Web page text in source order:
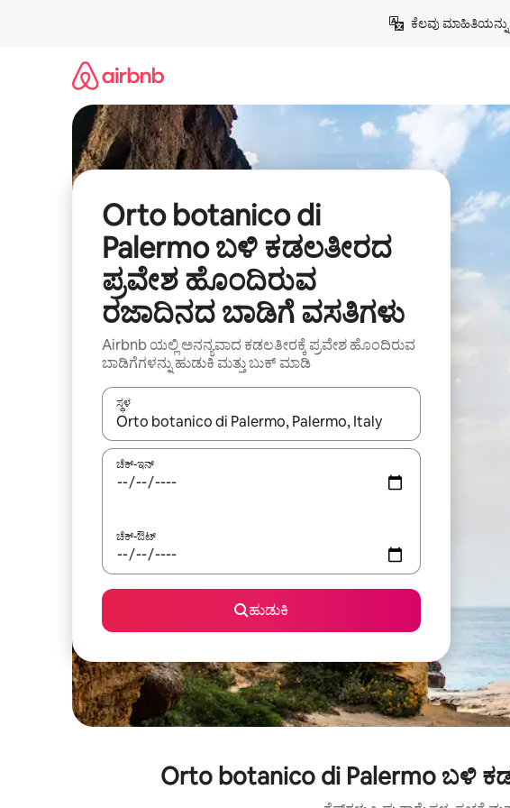
ಕೆಲವು
Orto botanico di
Palermo ಬಳಿ ಕಡಲತೀರದ
ಪ್ರವೇಶ ಹೊಂದಿರುವ
ರಜಾದಿನದ ಬಾಡಿಗೆ ವಸತಿಗಳು
Airbnb ಯಲ್ಲಿ ಅನನ್ಯವಾದ ಕಡಲತೀರಕ್ಕೆ ಪ್ರವೇಶ ಹೊಂದಿರುವ
ಬಾಡಿಗೆಗಳನ್ನು ಹುಡುಕಿ ಮತ್ತು ಬುಕ್ ಮಾಡಿ
ಸ್ಥಳ
ಫಲಿತಾಂಶಗಳು ಲಭ್ಯವಿರುವಾಗ, ಅಪ್ ಮತ್ತು ಡೌನ್ ಬಾಣದ ಕೀಲಿಗಳೊಂದಿಗೆ ನ್ಯಾವಿಗೇಟ್
ಚೆಕ್-ಇನ್
ಚೆಕ್-ಔಟ್
ಹುಡುಕಿ
Orto botanico di Palermo ಬಳಿ